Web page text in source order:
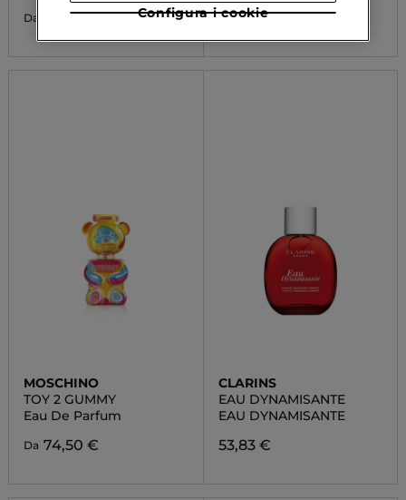
Da 94,90 €
MOSCHINO
TOY 2 GUMMY
Eau De Parfum
Da 74,50 €
CLARINS
EAU DYNAMISANTE
EAU DYNAMISANTE
53,83 €
Configura i cookie